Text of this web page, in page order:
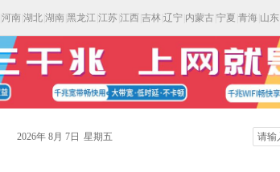
河南 湖北 湖南 黑龙江 江苏 江西 吉林 辽宁 内蒙古 宁夏 青海 山东
2026年 8月 7日 星期五